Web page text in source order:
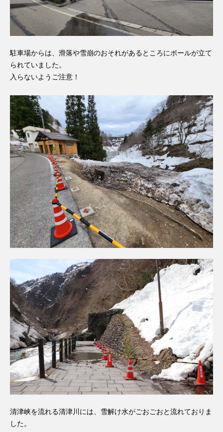
駐車場からは、滑落や雪崩のおそれがあるところにポールが立て
られていました。
入らないようご注意！
清津峡を流れる清津川には、雪解け水がごおごおと流れておりま
した。